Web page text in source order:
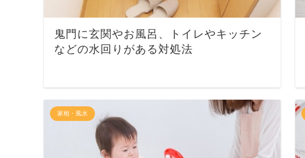
鬼門に玄関やお風呂、トイレやキッチン
などの水回りがある対処法
家相・風水